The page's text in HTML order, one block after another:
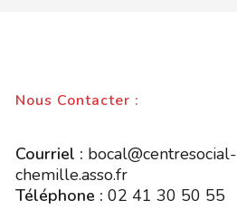
Nous Contacter :
Courriel : bocal@centresocial-
chemille.asso.fr
Téléphone : 02 41 30 50 55